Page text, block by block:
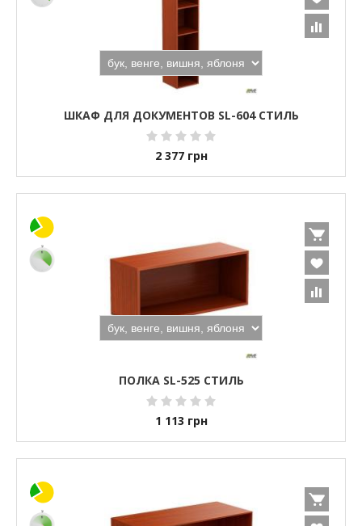
ШКАФ ДЛЯ ДОКУМЕНТОВ SL-604 СТИЛЬ
2 377 грн
ПОЛКА SL-525 СТИЛЬ
1 113 грн